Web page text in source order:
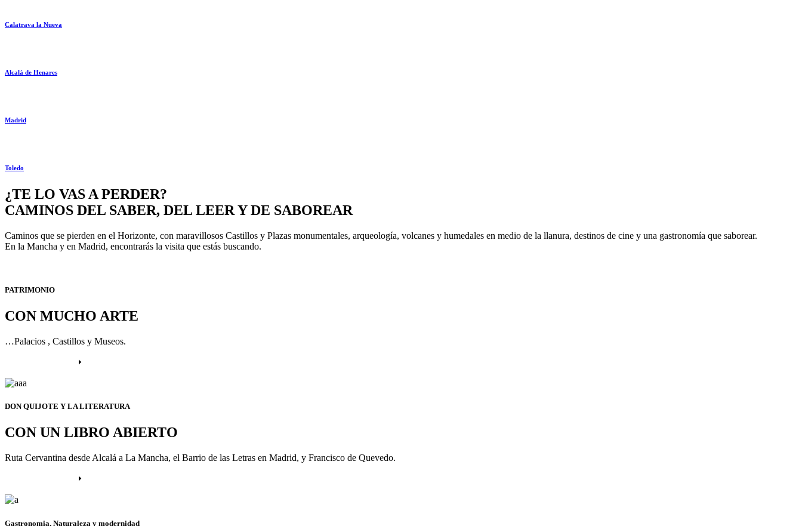
Calatrava la Nueva
Alcalá de Henares
Madrid
Toledo
¿TE LO VAS A PERDER?
CAMINOS DEL SABER, DEL LEER Y DE SABOREAR
Caminos que se pierden en el Horizonte, con maravillosos Castillos y Plazas monumentales, arqueología, volcanes y humedales en medio de la llanura, destinos de cine y una gastronomía que saborear.
En la Mancha y en Madrid, encontrarás la visita que estás buscando.
PATRIMONIO
CON MUCHO ARTE
…Palacios , Castillos y Museos.
DON QUIJOTE Y LA LITERATURA
CON UN LIBRO ABIERTO
Ruta Cervantina desde Alcalá a La Mancha, el Barrio de las Letras en Madrid, y Francisco de Quevedo.
Gastronomia, Naturaleza y modernidad